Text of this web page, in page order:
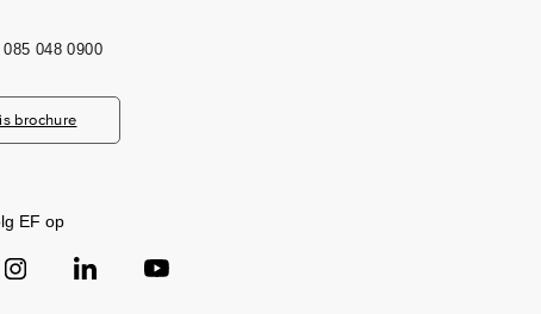
085 048 0900
brochure
EF op